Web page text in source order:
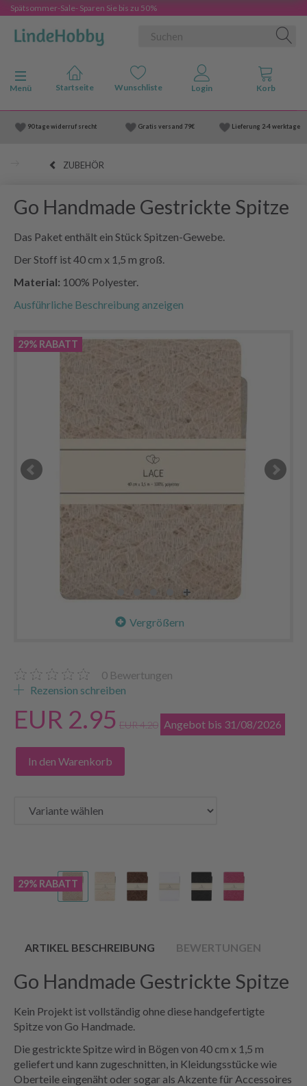
Spätsommer-Sale- Sparen Sie bis zu 50%
Anzeige ändern
Menü
90 tage widerruf srecht Gratis versand 79€ Lieferung 2-4 werktage
ZUBEHÖR
Go Handmade Gestrickte Spitze
Das Paket enthält ein Stück Spitzen-Gewebe.
Der Stoff ist 40 cm x 1,5 m groß.
Material: 100% Polyester.
Ausführliche Beschreibung anzeigen
29% RABATT
Vergrößern
0 Bewertungen
Rezension schreiben
EUR 2.95 EUR 4.20 Angebot bis 31/08/2026
In den Warenkorb
29% RABATT
ARTIKEL BESCHREIBUNG BEWERTUNGEN
Go Handmade Gestrickte Spitze
Kein Projekt ist vollständig ohne diese handgefertigte
Spitze von Go Handmade.
Die gestrickte Spitze wird in Bögen von 40 cm x 1,5 m
geliefert und kann zugeschnitten, in Kleidungsstücke wie
Oberteile eingenäht oder sogar als Akzente für Accessoires